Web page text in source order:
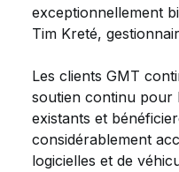
exceptionnellement
Tim Kreté,
Les clients GMT
soutien continu pour
existants et
considérablement
logicielles et de